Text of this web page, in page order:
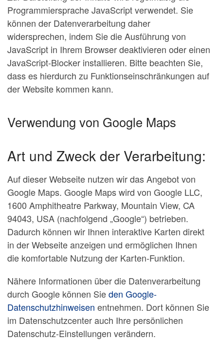
Programmiersprache JavaScript verwendet. Sie
können der Datenverarbeitung daher
widersprechen, indem Sie die Ausführung von
JavaScript in Ihrem Browser deaktivieren oder einen
JavaScript-Blocker installieren. Bitte beachten Sie,
dass es hierdurch zu Funktionseinschränkungen auf
der Website kommen kann.
Verwendung von Google Maps
Art und Zweck der Verarbeitung:
Auf dieser Webseite nutzen wir das Angebot von
Google Maps. Google Maps wird von Google LLC,
1600 Amphitheatre Parkway, Mountain View, CA
94043, USA (nachfolgend „Google“) betrieben.
Dadurch können wir Ihnen interaktive Karten direkt
in der Webseite anzeigen und ermöglichen Ihnen
die komfortable Nutzung der Karten-Funktion.
Nähere Informationen über die Datenverarbeitung
durch Google können Sieden Google-
Datenschutzhinweisen entnehmen. Dort können Sie
im Datenschutzcenter auch Ihre persönlichen
Datenschutz-Einstellungen verändern.